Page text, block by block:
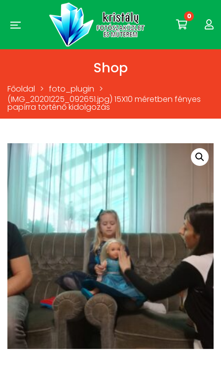
0
Shop
Főoldal > foto_plugin >
(IMG_20201225_092651.jpg) 15X10 méretben fényes
papírra történő kidolgozás